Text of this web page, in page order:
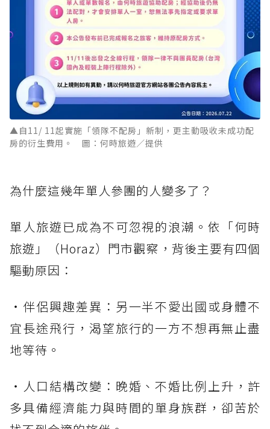
▲自11/ 11起實施「領隊不配房」新制，更主動吸收未成功配
房的衍生費用。 圖：何時旅遊／提供
為什麼這幾年單人參團的人變多了？
單人旅遊已成為不可忽視的浪潮。依「何時
旅遊」（Horaz）門市觀察，背後主要有四個
驅動原因：
・伴侶興趣差異：另一半不愛出國或身體不
宜長途飛行，渴望旅行的一方不想再無止盡
地等待。
・人口結構改變：晚婚、不婚比例上升，許
多具備經濟能力與時間的單身族群，卻苦於